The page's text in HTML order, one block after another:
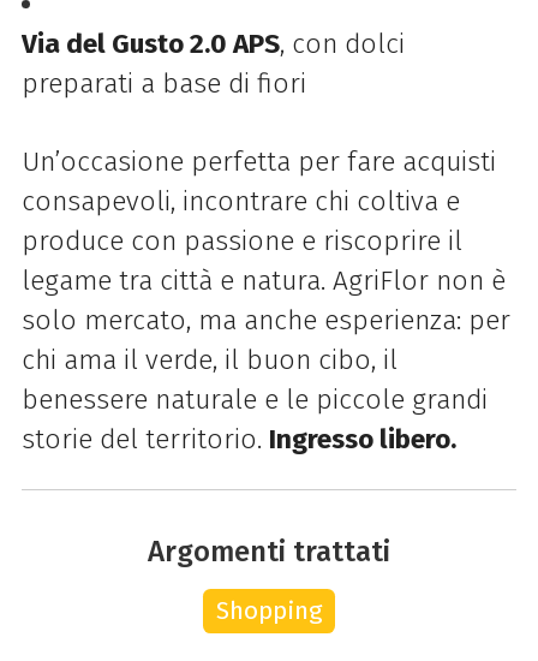
Via del Gusto 2.0 APS, con dolci
preparati a base di fiori
Un’occasione perfetta per fare acquisti
consapevoli, incontrare chi coltiva e
produce con passione e riscoprire il
legame tra città e natura. AgriFlor non è
solo mercato, ma anche esperienza: per
chi ama il verde, il buon cibo, il
benessere naturale e le piccole grandi
storie del territorio. Ingresso libero.
Argomenti trattati
Shopping